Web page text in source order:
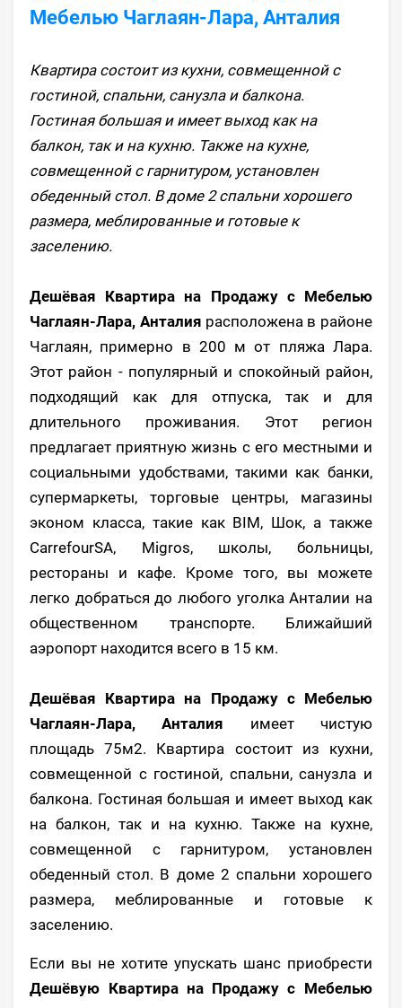
Мебелью Чаглаян-Лара, Анталия
Квартира состоит из кухни, совмещенной с
гостиной, спальни, санузла и балкона.
Гостиная большая и имеет выход как на
балкон, так и на кухню. Также на кухне,
совмещенной с гарнитуром, установлен
обеденный стол. В доме 2 спальни хорошего
размера, меблированные и готовые к
заселению.
Дешёвая Квартира на Продажу с Мебелью
Чаглаян-Лара, Анталия расположена в районе
Чаглаян, примерно в 200 м от пляжа Лара.
Этот район - популярный и спокойный район,
подходящий как для отпуска, так и для
длительного проживания. Этот регион
предлагает приятную жизнь с его местными и
социальными удобствами, такими как банки,
супермаркеты, торговые центры, магазины
эконом класса, такие как BIM, Шок, а также
CarrefourSA, Migros, школы, больницы,
рестораны и кафе. Кроме того, вы можете
легко добраться до любого уголка Анталии на
общественном транспорте. Ближайший
аэропорт находится всего в 15 км.
Дешёвая Квартира на Продажу с Мебелью
Чаглаян-Лара, Анталия имеет чистую
площадь 75м2. Квартира состоит из кухни,
совмещенной с гостиной, спальни, санузла и
балкона. Гостиная большая и имеет выход как
на балкон, так и на кухню. Также на кухне,
совмещенной с гарнитуром, установлен
обеденный стол. В доме 2 спальни хорошего
размера, меблированные и готовые к
заселению.
Если вы не хотите упускать шанс приобрести
Дешёвую Квартира на Продажу с Мебелью